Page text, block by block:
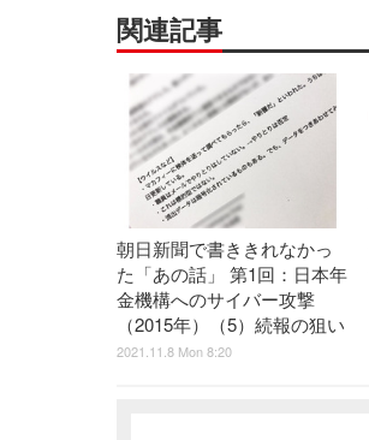
関連記事
朝日新聞で書ききれなかっ
た「あの話」 第1回：日本年
金機構へのサイバー攻撃
（2015年）（5）続報の狙い
2021.11.8 Mon 8:20